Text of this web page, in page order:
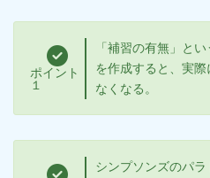
ポイント
１
「補習の有無」と
を作成すると、実際
なくなる。
シンプソンズのパ